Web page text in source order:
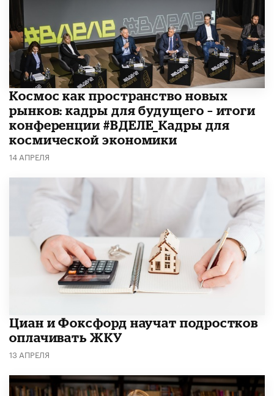
Космос как пространство новых
рынков: кадры для будущего – итоги
конференции #ВДЕЛЕ_Кадры для
космической экономики
14 АПРЕЛЯ
Циан и Фоксфорд научат подростков
оплачивать ЖКУ
13 АПРЕЛЯ